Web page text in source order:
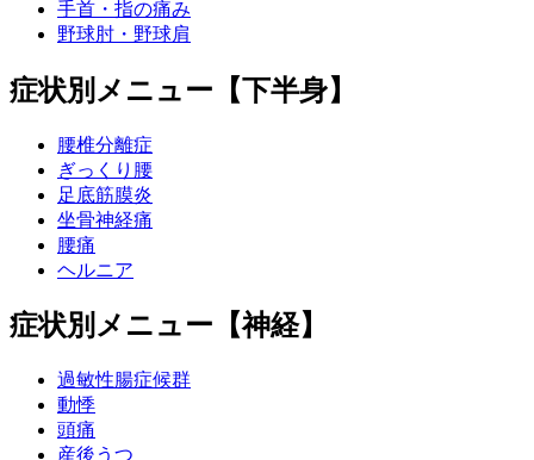
手首・指の痛み
野球肘・野球肩
症状別メニュー【下半身】
腰椎分離症
ぎっくり腰
足底筋膜炎
坐骨神経痛
腰痛
ヘルニア
症状別メニュー【神経】
過敏性腸症候群
動悸
頭痛
産後うつ